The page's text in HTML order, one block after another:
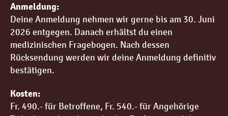
Anmeldung:
Deine Anmeldung nehmen wir gerne bis am 30. Juni
2026 entgegen. Danach erhältst du einen
medizinischen Fragebogen. Nach dessen
Rücksendung werden wir deine Anmeldung definitiv
bestätigen.
Kosten:
Fr. 490.- für Betroffene, Fr. 540.- für Angehörige